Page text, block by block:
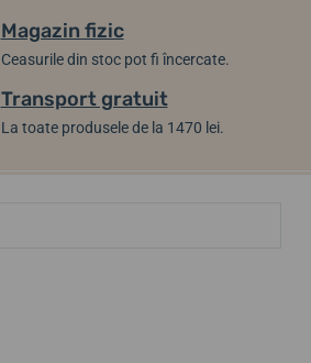
Magazin fizic
Ceasurile din stoc pot fi încercate.
Transport gratuit
La toate produsele de la 1470 lei.